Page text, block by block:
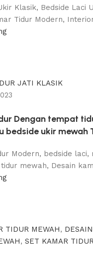
Klasik, Bedside Laci
Tidur Modern,
JATI KLASIK
Dengan tempat
bedside ukir mewah
Modern, bedside laci,
mewah, Desain
TIDUR MEWAH,
, SET KAMAR